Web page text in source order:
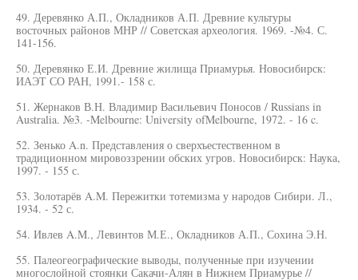
49. Деревянко А.П., Окладников А.П. Древние культуры
восточных районов МНР // Советская археология. 1969. -№4. С.
141-156.
50. Деревянко Е.И. Древние жилища Приамурья. Новосибирск:
ИАЭТ СО РАН, 1991.- 158 с.
51. Жернаков В.Н. Владимир Васильевич Поносов / Russians in
Australia. №3. -Melbourne: University ofMelbourne, 1972. - 16 c.
52. Зенько A.n. Представления о сверхъестественном в
традиционном мировоззрении обских угров. Новосибирск: Наука,
1997. - 155 с.
53. Золотарёв A.M. Пережитки тотемизма у народов Сибири. Л.,
1934. - 52 с.
54. Ивлев A.M., Левинтов М.Е., Окладников А.П., Сохина Э.Н.
55. Палеогеографические выводы, полученные при изучении
многослойной стоянки Сакачи-Алян в Нижнем Приамурье //